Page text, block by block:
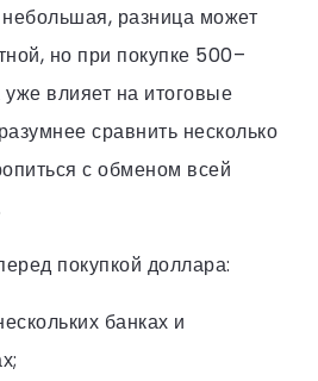
разница может
но при покупке 500–
влияет на итоговые
сравнить несколько
с обменом всей
покупкой доллара:
банках и